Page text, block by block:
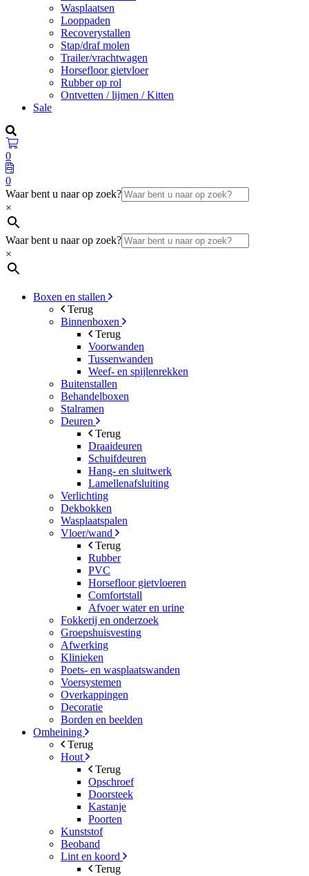
Wasplaatsen
Looppaden
Recoverystallen
Stap/draf molen
Trailer/vrachtwagen
Horsefloor gietvloer
Rubber op rol
Ontvetten / lijmen / Kitten
Sale
0
0
Waar bent u naar op zoek?
×
Waar bent u naar op zoek?
×
Boxen en stallen
Terug
Binnenboxen
Terug
Voorwanden
Tussenwanden
Weef- en spijlenrekken
Buitenstallen
Behandelboxen
Stalramen
Deuren
Terug
Draaideuren
Schuifdeuren
Hang- en sluitwerk
Lamellenafsluiting
Verlichting
Dekbokken
Wasplaatspalen
Vloer/wand
Terug
Rubber
PVC
Horsefloor gietvloeren
Comfortstall
Afvoer water en urine
Fokkerij en onderzoek
Groepshuisvesting
Afwerking
Klinieken
Poets- en wasplaatswanden
Voersystemen
Overkappingen
Decoratie
Borden en beelden
Omheining
Terug
Hout
Terug
Opschroef
Doorsteek
Kastanje
Poorten
Kunststof
Beoband
Lint en koord
Terug